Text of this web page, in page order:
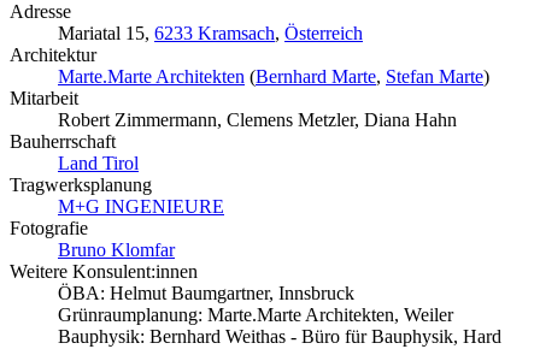
Adresse
Mariatal 15, 6233 Kramsach, Österreich
Architektur
Marte.Marte Architekten (Bernhard Marte, Stefan Marte)
Mitarbeit
Robert Zimmermann, Clemens Metzler, Diana Hahn
Bauherrschaft
Land Tirol
Tragwerksplanung
M+G INGENIEURE
Fotografie
Bruno Klomfar
Weitere Konsulent:innen
ÖBA: Helmut Baumgartner, Innsbruck
Grünraumplanung: Marte.Marte Architekten, Weiler
Bauphysik: Bernhard Weithas - Büro für Bauphysik, Hard